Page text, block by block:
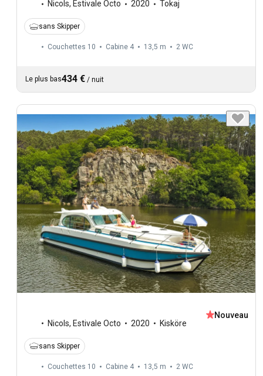
Nicols, Estivale Octo 2020 Tokaj
sans Skipper
Couchettes 10 Cabine 4 13,5 m 2 WC
Le plus bas434 € / nuit
Nicols, Estivale Octo 2020 Kisköre
Nouveau
sans Skipper
Couchettes 10 Cabine 4 13,5 m 2 WC